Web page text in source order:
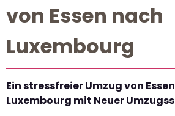
von Essen nach
Luxembourg
Ein stressfreier Umzug von
Luxembourg mit Neuer